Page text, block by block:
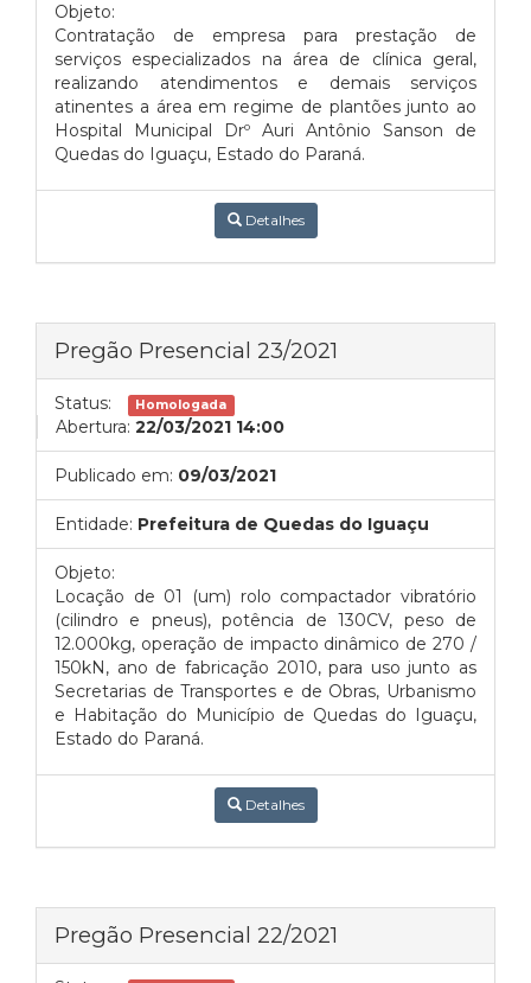
Objeto:
Contratação de empresa para prestação de
serviços especializados na área de clínica geral,
realizando atendimentos e demais serviços
atinentes a área em regime de plantões junto ao
Hospital Municipal Drº Auri Antônio Sanson de
Quedas do Iguaçu, Estado do Paraná.
Detalhes
Pregão Presencial 23/2021
Status: Homologada
Abertura: 22/03/2021 14:00
Publicado em: 09/03/2021
Entidade: Prefeitura de Quedas do Iguaçu
Objeto:
Locação de 01 (um) rolo compactador vibratório
(cilindro e pneus), potência de 130CV, peso de
12.000kg, operação de impacto dinâmico de 270 /
150kN, ano de fabricação 2010, para uso junto as
Secretarias de Transportes e de Obras, Urbanismo
e Habitação do Município de Quedas do Iguaçu,
Estado do Paraná.
Detalhes
Pregão Presencial 22/2021